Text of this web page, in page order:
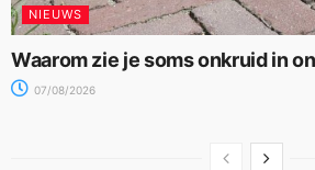
NIEUWS
Waarom zie je soms onkruid in
07/08/2026